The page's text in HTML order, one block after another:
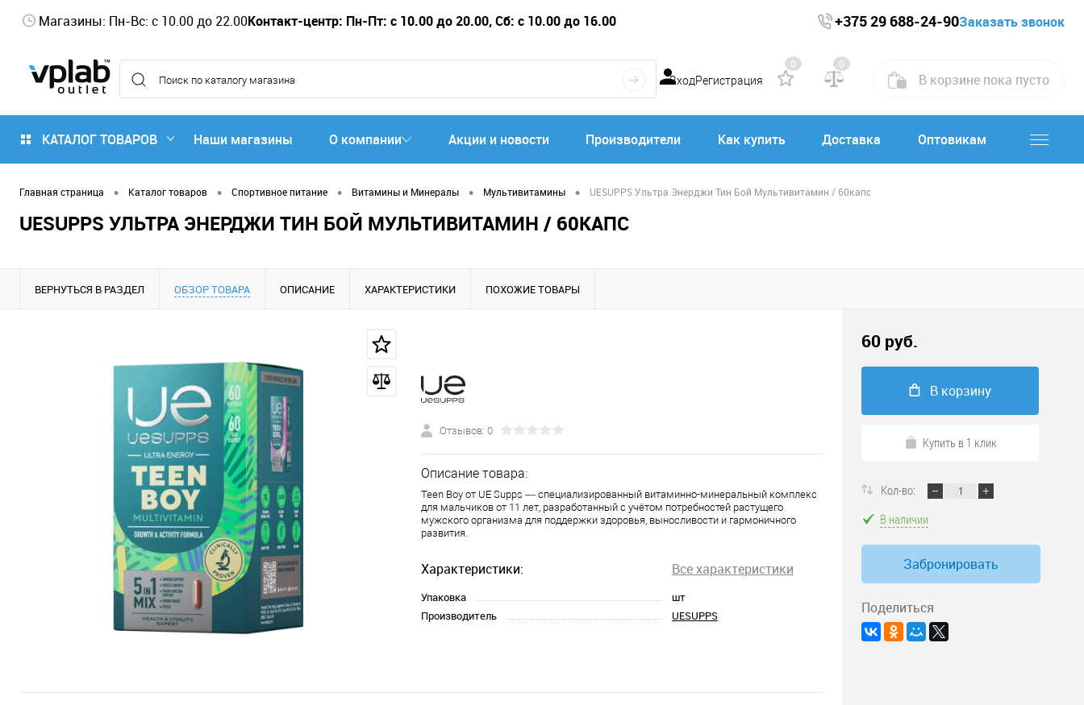
Магазины: Пн-Вс: с 10.00 до 22.00Контакт-центр: Пн-Пт: с 10.00 до 20.00, Сб: с 10.00 до 16.00 +375 29 688-24-90Заказать звонок
ВходРегистрация
0 0
В корзине пока пусто
КАТАЛОГ ТОВАРОВ Наши магазины О компании Акции и новости Производители Как купить Доставка Оптовикам
Главная страница • Каталог товаров • Спортивное питание • Витамины и Минералы • Мультивитамины • UESUPPS Ультра Энерджи Тин Бой Мультивитамин / 60капс
UESUPPS УЛЬТРА ЭНЕРДЖИ ТИН БОЙ МУЛЬТИВИТАМИН / 60КАПС
ВЕРНУТЬСЯ В РАЗДЕЛ ОБЗОР ТОВАРА ОПИСАНИЕ ХАРАКТЕРИСТИКИ ПОХОЖИЕ ТОВАРЫ
Отзывов: 0
Описание товара:
Teen Boy от UE Supps — специализированный витаминно-минеральный комплекс
для мальчиков от 11 лет, разработанный с учётом потребностей растущего
мужского организма для поддержки здоровья, выносливости и гармоничного
развития.
Характеристики: Все характеристики
Упаковка
шт
Производитель
UESUPPS
60 руб.
В корзину
Купить в 1 клик
Кол-во:
В наличии
Забронировать
Поделиться